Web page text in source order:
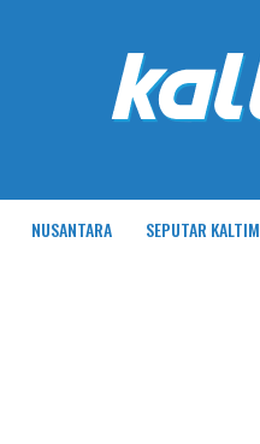
NUSANTARA SEPUTAR KALTIM